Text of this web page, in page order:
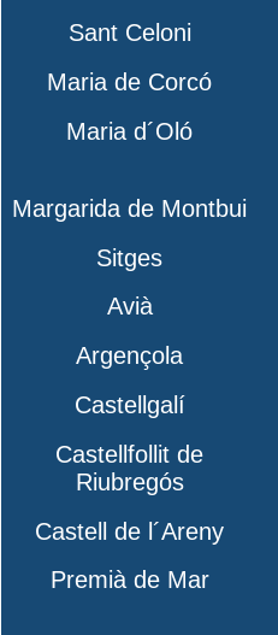
Sant Celoni
Maria de Corcó
Maria d´Oló
Margarida de Montbui
Sitges
Avià
Argençola
Castellgalí
Castellfollit de
Riubregós
Castell de l´Areny
Premià de Mar